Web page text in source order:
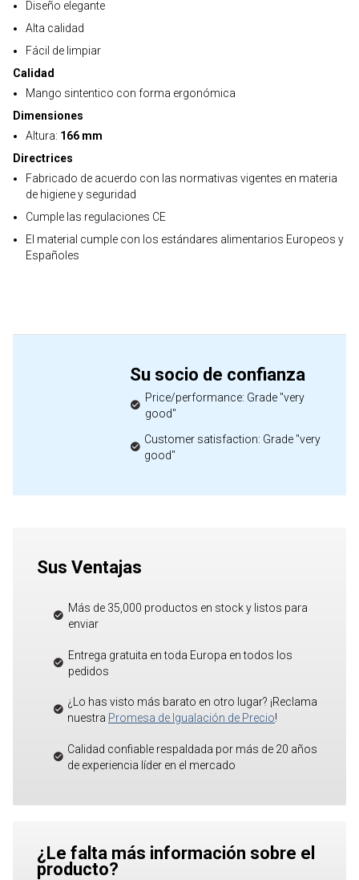
Diseño elegante
Alta calidad
Fácil de limpiar
Calidad
Mango sintentico con forma ergonómica
Dimensiones
Altura: 166 mm
Directrices
Fabricado de acuerdo con las normativas vigentes en materia
de higiene y seguridad
Cumple las regulaciones CE
El material cumple con los estándares alimentarios Europeos y
Españoles
Su socio de confianza
Price/performance: Grade "very
good"
Customer satisfaction: Grade "very
good"
Sus Ventajas
Más de 35,000 productos en stock y listos para
enviar
Entrega gratuita en toda Europa en todos los
pedidos
¿Lo has visto más barato en otro lugar? ¡Reclama
nuestra Promesa de Igualación de Precio!
Calidad confiable respaldada por más de 20 años
de experiencia líder en el mercado
¿Le falta más información sobre el
producto?